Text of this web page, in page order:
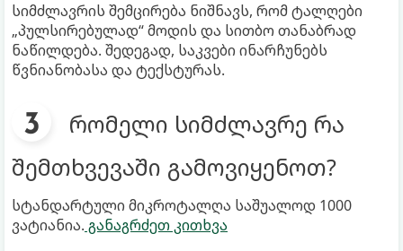
სიმძლავრის შემცირება ნიშნავს, რომ ტალღები
„პულსირებულად“ მოდის და სითბო თანაბრად
ნაწილდება. შედეგად, საკვები ინარჩუნებს
წვნიანობასა და ტექსტურას.
რომელი სიმძლავრე რა
შემთხვევაში გამოვიყენოთ?
სტანდარტული მიკროტალღა საშუალოდ 1000
ვატიანია. განაგრძეთ კითხვა